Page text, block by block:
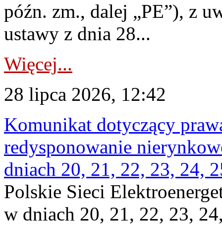
późn. zm., dalej „PE”), z
ustawy z dnia 28...
Więcej...
28 lipca 2026, 12:42
Komunikat dotyczący
redysponowanie
dniach 20, 21, 22, 23, 24,
Polskie Sieci
w dniach 20, 21, 22, 23,